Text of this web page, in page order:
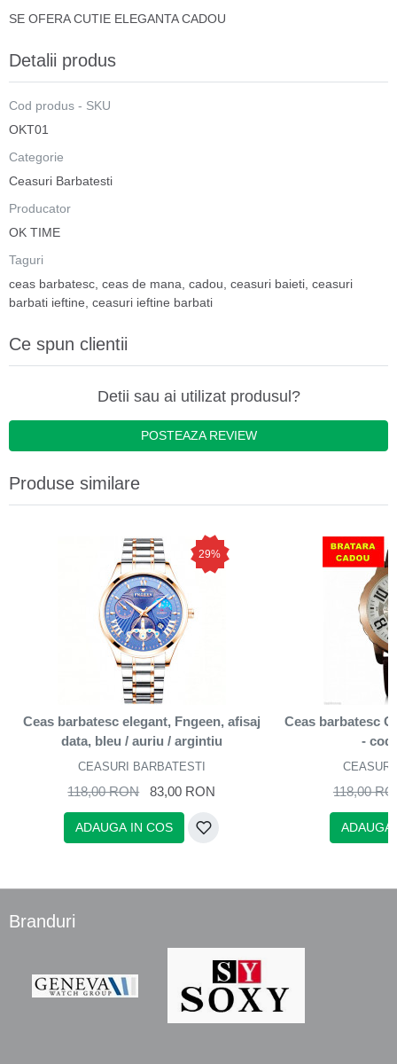
SE OFERA CUTIE ELEGANTA CADOU
Detalii produs
Cod produs - SKU
OKT01
Categorie
Ceasuri Barbatesti
Producator
OK TIME
Taguri
ceas barbatesc ceas de mana cadou ceasuri baieti ceasuri
barbati ieftine ceasuri ieftine barbati
Ce spun clientii
Detii sau ai utilizat produsul?
POSTEAZA REVIEW
Produse similare
29%
Ceas barbatesc elegant, Fngeen, afisaj
data, bleu / auriu / argintiu
CEASURI BARBATESTI
118,00 RON 83,00 RON
ADAUGA IN COS
Ceas barbatesc
-
118,00
ADAUGA
Branduri